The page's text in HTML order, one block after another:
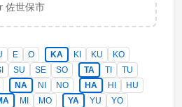
佐世保市
E O KA KI KU
KO
SU SE SO TA TI
TU
NA NI NO HA HI
HU
MI MO YA YU
YO